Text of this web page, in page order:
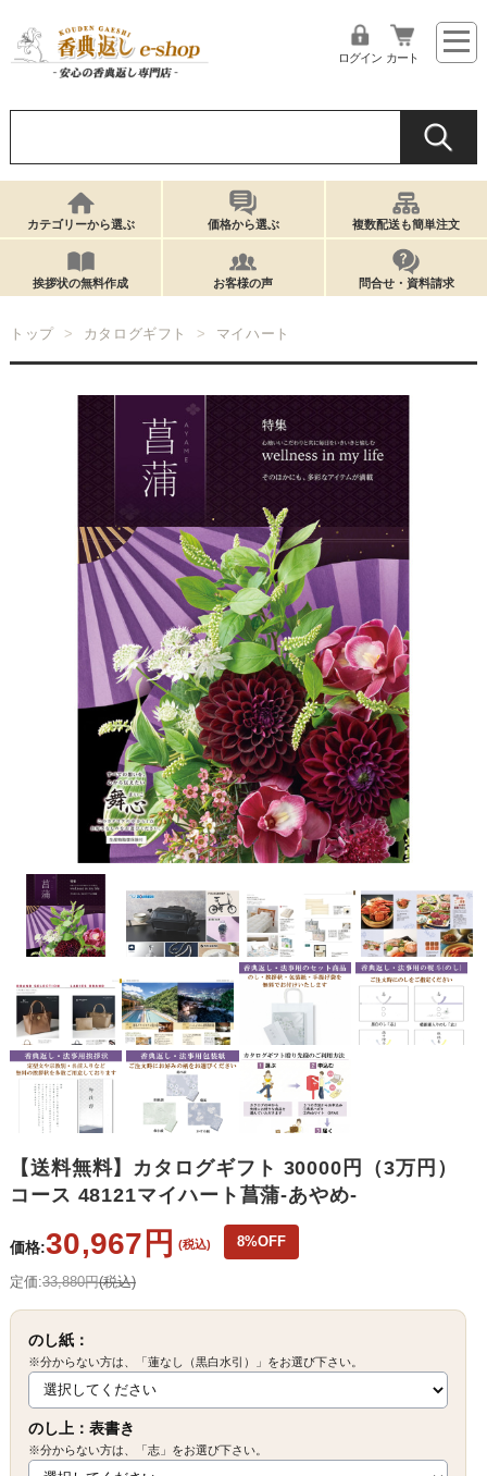
ログイン カート
カテゴリーから選ぶ 価格から選ぶ 複数配送も簡単注文
挨拶状の無料作成 お客様の声 問合せ・資料請求
トップ カタログギフト マイハート
【送料無料】カタログギフト 30000円（3万円）
コース 48121マイハート菖蒲-あやめ-
定価:33,880円(税込)
価格:30,967円 (税込) 8%OFF
のし紙：
※分からない方は、「蓮なし（黒白水引）」をお選び下さい。
のし上：表書き
※分からない方は、「志」をお選び下さい。